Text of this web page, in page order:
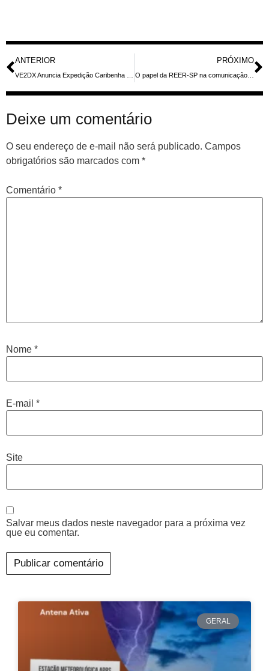
ANTERIOR PRÓXIMO
O papel da REER-SP na comunicação durante desastres naturais
Deixe um comentário
O seu endereço de e-mail não será publicado. Campos
obrigatórios são marcados com *
Comentário *
Nome *
E-mail *
Site
Salvar meus dados neste navegador para a próxima vez
que eu comentar.
GERAL